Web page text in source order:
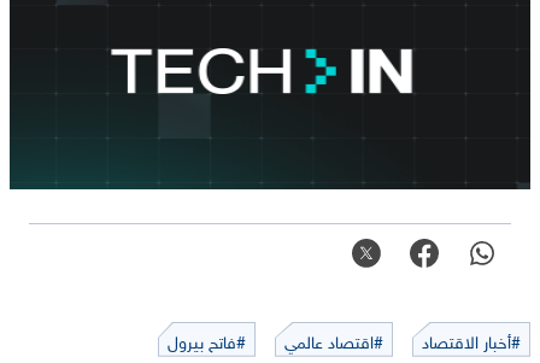
#أخبار الاقتصاد #اقتصاد عالمي #فاتح بيرول